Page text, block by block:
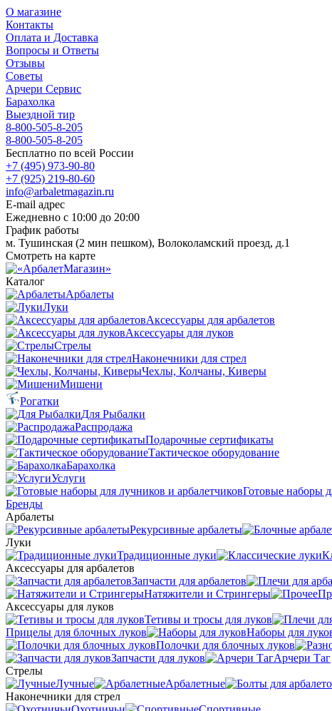
О магазине
Контакты
Оплата и Доставка
Вопросы и Ответы
Отзывы
Советы
Арчери Сервис
Барахолка
Выездной тир
8-800-505-8-205
8-800-505-8-205
Бесплатно по всей России
+7 (495) 973-90-80
+7 (925) 219-80-60
info@arbaletmagazin.ru
E-mail адрес
Ежедневно с 10:00 до 20:00
График работы
м. Тушинская (2 мин пешком), Волоколамский проезд, д.1
Смотреть на карте
Каталог
Арбалеты
Луки
Аксессуары для арбалетов
Аксессуары для луков
Стрелы
Наконечники для стрел
Чехлы, Колчаны, Киверы
Мишени
Рогатки
Для Рыбалки
Распродажа
Подарочные сертификаты
Тактическое оборудование
Барахолка
Услуги
Готовые наборы
Бренды
Арбалеты
Рекурсивные арбалеты
Луки
Традиционные луки
Аксессуары для арбалетов
Запчасти для арбалетов
Натяжители и Стрингеры
Аксессуары для луков
Тетивы и тросы для луков
Прицелы для блочных луков
Наборы для
Полочки для блочных луков
Запчасти для луков
Арчери Таг
Стрелы
Лучные
Арбалетные
Наконечники для стрел